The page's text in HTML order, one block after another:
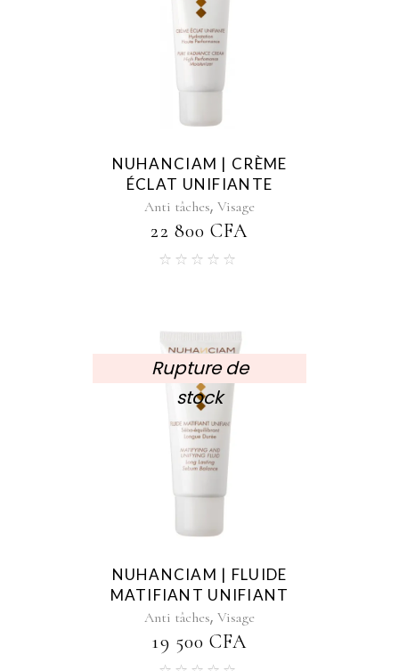
NUHANCIAM | CRÈME
ÉCLAT UNIFIANTE
Anti tâches, Visage
22 800CFA
Rupture de
stock
NUHANCIAM | FLUIDE
MATIFIANT UNIFIANT
Anti tâches, Visage
19 500CFA